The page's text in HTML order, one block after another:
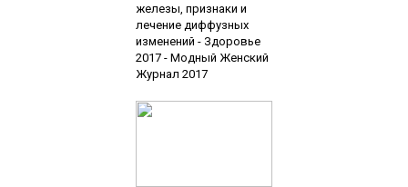
железы, признаки и
лечение диффузных
изменений - Здоровье
2017 - Модный Женский
Журнал 2017